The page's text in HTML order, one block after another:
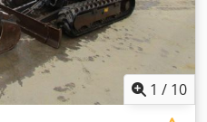
1 / 10